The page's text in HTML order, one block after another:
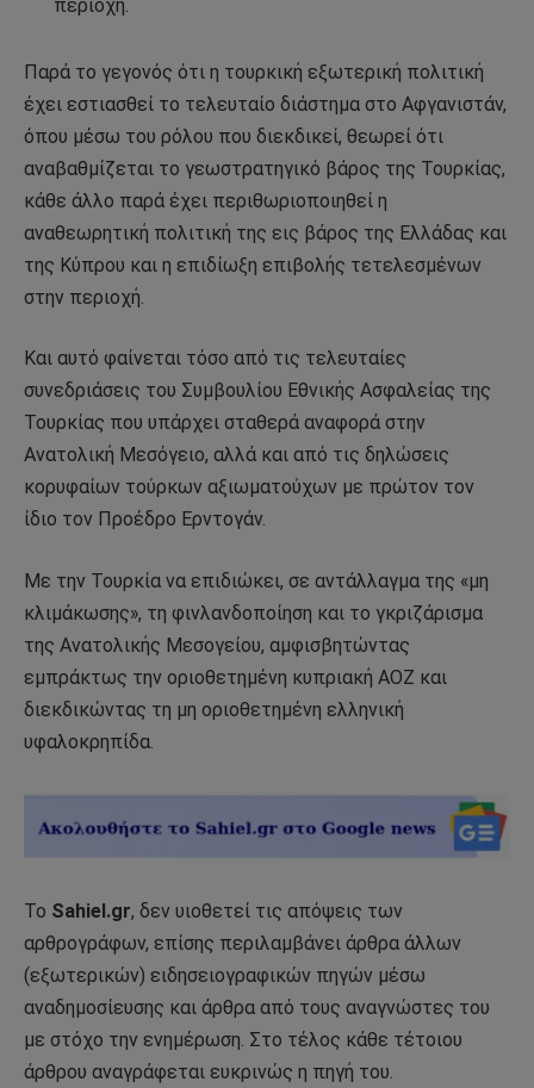
περιοχή.
Παρά το γεγονός ότι η τουρκική εξωτερική πολιτική
έχει εστιασθεί το τελευταίο διάστημα στο Αφγανιστάν,
όπου μέσω του ρόλου που διεκδικεί, θεωρεί ότι
αναβαθμίζεται το γεωστρατηγικό βάρος της Τουρκίας,
κάθε άλλο παρά έχει περιθωριοποιηθεί η
αναθεωρητική πολιτική της εις βάρος της Ελλάδας και
της Κύπρου και η επιδίωξη επιβολής τετελεσμένων
στην περιοχή.
Και αυτό φαίνεται τόσο από τις τελευταίες
συνεδριάσεις του Συμβουλίου Εθνικής Ασφαλείας της
Τουρκίας που υπάρχει σταθερά αναφορά στην
Ανατολική Μεσόγειο, αλλά και από τις δηλώσεις
κορυφαίων τούρκων αξιωματούχων με πρώτον τον
ίδιο τον Προέδρο Ερντογάν.
Με την Τουρκία να επιδιώκει, σε αντάλλαγμα της «μη
κλιμάκωσης», τη φινλανδοποίηση και το γκριζάρισμα
της Ανατολικής Μεσογείου, αμφισβητώντας
εμπράκτως την οριοθετημένη κυπριακή ΑΟΖ και
διεκδικώντας τη μη οριοθετημένη ελληνική
υφαλοκρηπίδα.
Το Sahiel.gr, δεν υιοθετεί τις απόψεις των
αρθρογράφων, επίσης περιλαμβάνει άρθρα άλλων
(εξωτερικών) ειδησειογραφικών πηγών μέσω
αναδημοσίευσης και άρθρα από τους αναγνώστες του
με στόχο την ενημέρωση. Στο τέλος κάθε τέτοιου
άρθρου αναγράφεται ευκρινώς η πηγή του.